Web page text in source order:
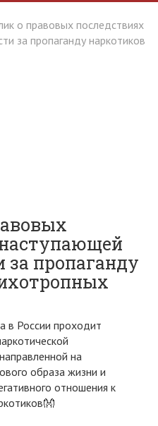
о правовых последствиях
за пропаганду наркотиков
за пропаганду
в России проходит
на
образа жизни и
отношения к